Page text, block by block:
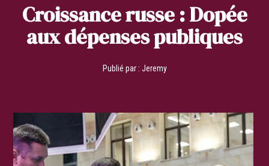
Croissance russe : Dopée
aux dépenses publiques
Publié par : Jeremy